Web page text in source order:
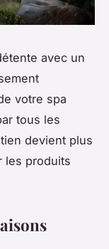
avec un
votre spa
tous les
devient plus
les produits